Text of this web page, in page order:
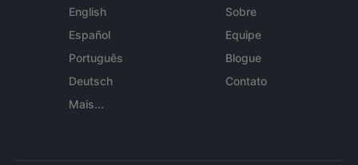
English
Español
Português
Deutsch
Mais...
Sobre
Equipe
Blogue
Contato